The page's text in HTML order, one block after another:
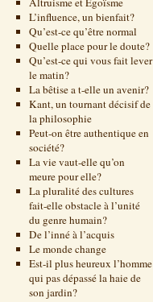
L’influence, un bienfait?
Qu’est-ce qu’être normal
Quelle place pour le doute?
Qu’est-ce qui vous fait lever
le matin?
La bêtise a t-elle un avenir?
Kant, un tournant décisif de
la philosophie
Peut-on être authentique en
société?
La vie vaut-elle qu’on
meure pour elle?
La pluralité des cultures
fait-elle obstacle à l’unité
du genre humain?
De l’inné à l’acquis
Le monde change
Est-il plus heureux l’homme
qui pas dépassé la haie de
son jardin?